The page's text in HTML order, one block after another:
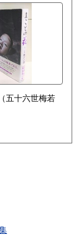
（五十六世梅若